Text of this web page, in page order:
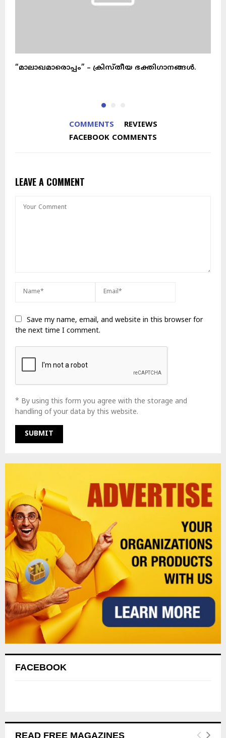
“മാലാഖമാരൊപ്പം” – ക്രിസ്തീയ ഭക്തിഗാനങ്ങൾ.
COMMENTS
REVIEWS
FACEBOOK COMMENTS
LEAVE A COMMENT
Save my name, email, and website in this browser for
the next time I comment.
* By using this form you agree with the storage and
handling of your data by this website.
FACEBOOK
READ FREE MAGAZINES